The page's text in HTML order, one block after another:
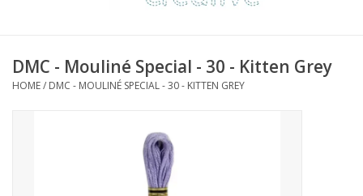
Nieuws
DMC - Mouliné Special - 30 - Kitten Grey
HOME/ DMC - MOULINÉ SPECIAL - 30 - KITTEN GREY